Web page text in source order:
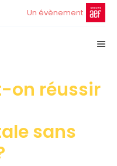
Un évènement
on réussir
sans